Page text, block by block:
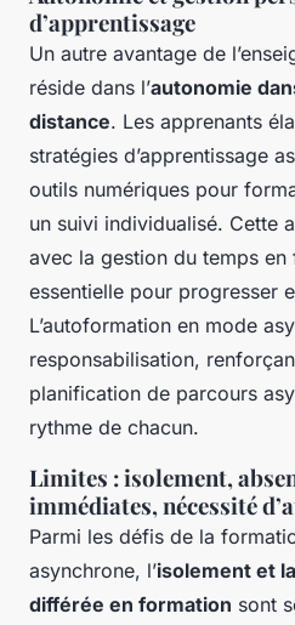
d’apprentissage
Un autre avantage de
réside dans l’autonomie
distance. Les apprenants
stratégies d’apprentissage
outils numériques pour
un suivi individualisé. Cette
avec la gestion du temps
essentielle pour progresser
L’autoformation en mode
responsabilisation,
planification de parcours
rythme de chacun.
Limites : isolement,
immédiates, nécessité
Parmi les défis de la
asynchrone, l’isolement et
différée en formation sont